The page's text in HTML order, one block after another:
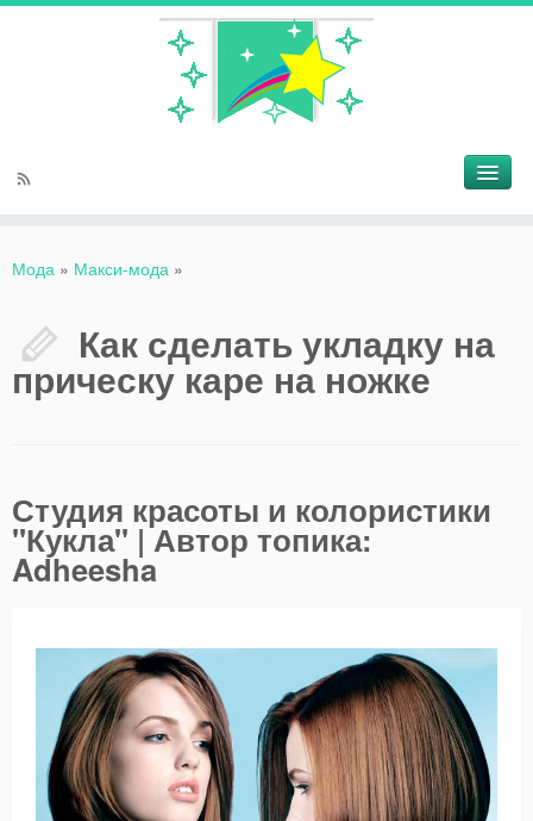
Мода » Макси-мода »
Как сделать укладку на
прическу каре на ножке
Студия красоты и колористики
"Кукла" | Автор топика:
Adheesha